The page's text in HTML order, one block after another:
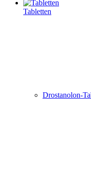
Tabletten
Drostanolon-